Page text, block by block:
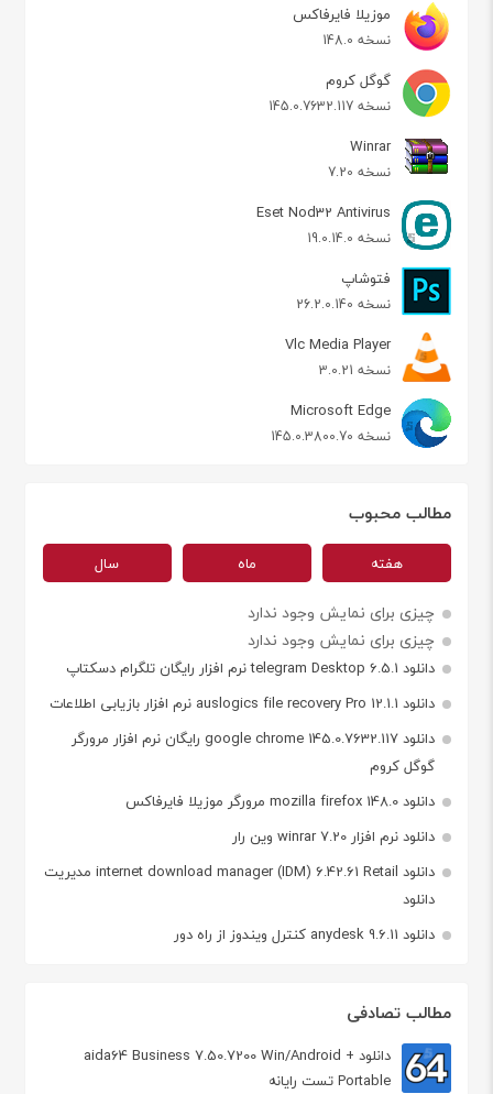
موزیلا فایرفاکس
نسخه 148.0
گوگل کروم
نسخه 145.0.7632.117
Winrar
نسخه 7.20
Eset Nod32 Antivirus
نسخه 19.0.14.0
فتوشاپ
نسخه 26.2.0.140
Vlc Media Player
نسخه 3.0.21
Microsoft Edge
نسخه 145.0.3800.70
مطالب محبوب
هفته ماه سال
چیزی برای نمایش وجود ندارد
چیزی برای نمایش وجود ندارد
دانلود telegram Desktop 6.5.1 نرم افزار رایگان تلگرام دسکتاپ
دانلود auslogics file recovery Pro 12.1.1 نرم افزار بازیابی اطلاعات
دانلود google chrome 145.0.7632.117 رایگان نرم افزار مرورگر
گوگل کروم
دانلود mozilla firefox 148.0 مرورگر موزیلا فایرفاکس
دانلود نرم افزار winrar 7.20 وین رار
دانلود internet download manager (IDM) 6.42.61 Retail مدیریت
دانلود
دانلود anydesk 9.6.11 کنترل ویندوز از راه دور
مطالب تصادفی
دانلود aida64 Business 7.50.7200 Win/Android +
Portable تست رایانه